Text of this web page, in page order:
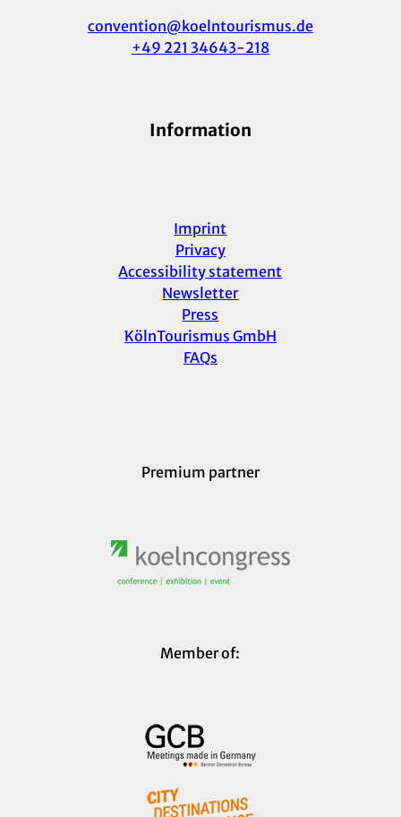
convention@koelntourismus.de
+49 221 34643-218
Information
Imprint
Privacy
Accessibility statement
Newsletter
Press
KölnTourismus GmbH
FAQs
Premium partner
Member of: